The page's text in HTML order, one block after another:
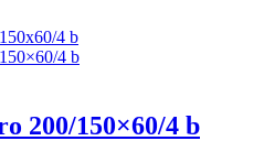
200/150×60/4 b